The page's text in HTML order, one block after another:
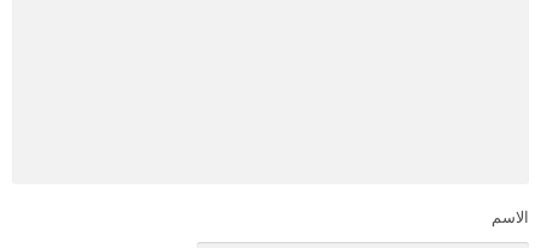
الاسم